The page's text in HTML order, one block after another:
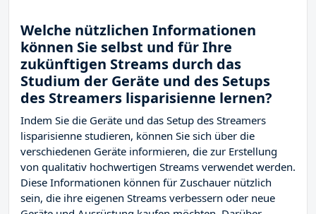
Welche nützlichen Informationen
können Sie selbst und für Ihre
zukünftigen Streams durch das
Studium der Geräte und des Setups
des Streamers lisparisienne lernen?
Indem Sie die Geräte und das Setup des Streamers
lisparisienne studieren, können Sie sich über die
verschiedenen Geräte informieren, die zur Erstellung
von qualitativ hochwertigen Streams verwendet werden.
Diese Informationen können für Zuschauer nützlich
sein, die ihre eigenen Streams verbessern oder neue